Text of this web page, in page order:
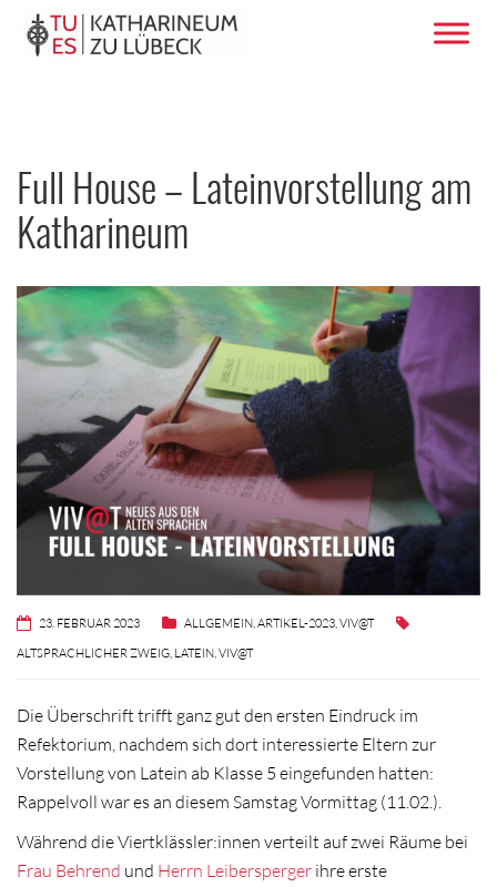
Full House – Lateinvorstellung am
Katharineum
23. FEBRUAR 2023 ALLGEMEIN ARTIKEL-2023 VIV@T
ALTSPRACHLICHER ZWEIG LATEIN VIV@T
Die Überschrift trifft ganz gut den ersten Eindruck im
Refektorium, nachdem sich dort interessierte Eltern zur
Vorstellung von Latein ab Klasse 5 eingefunden hatten:
Rappelvoll war es an diesem Samstag Vormittag (11.02.).
Während die Viertklässler:innen verteilt auf zwei Räume bei
Frau Behrend und Herrn Leibersperger ihre erste